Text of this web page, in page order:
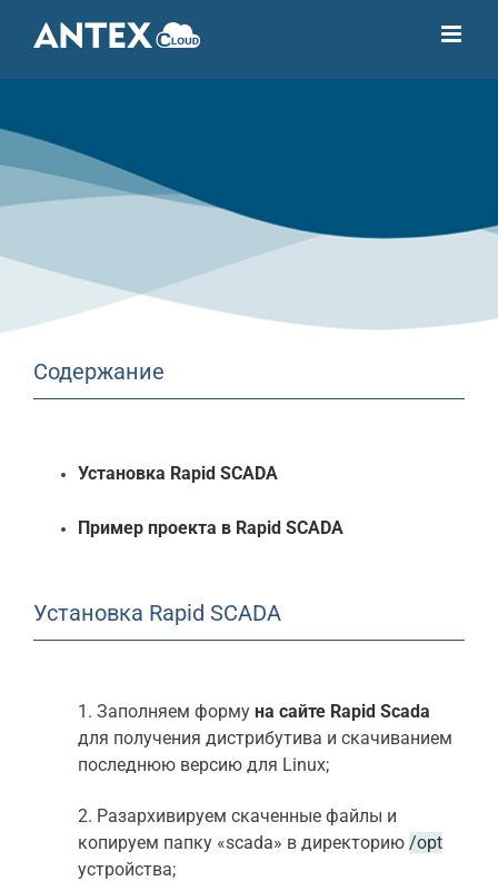
content
Содержание
Установка Rapid SCADA
Пример проекта в Rapid SCADA
Установка Rapid SCADA
1. Заполняем форму на сайте Rapid Scada
для получения дистрибутива и скачиванием
последнюю версию для Linux;
2. Разархивируем скаченные файлы и
копируем папку «scada» в директорию /opt
устройства;